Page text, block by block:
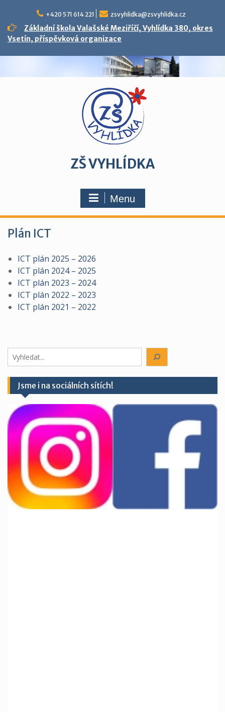
content
+420 571 614 221 zsvyhlidka@zsvyhlidka.cz
Základní škola Valašské Meziříčí, Vyhlídka 380, okres
Vsetín, příspěvková organizace
ZŠ VYHLÍDKA
Menu
Plán ICT
ICT plán 2025 – 2026
ICT plán 2024 – 2025
ICT plán 2023 – 2024
ICT plán 2022 – 2023
ICT plán 2021 – 2022
.
Hledáte
něco?
Jsme i na sociálních sítích!